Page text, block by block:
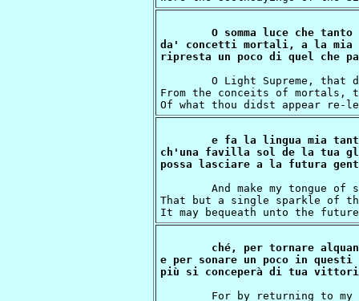
O somma luce che
da' concetti mortali, a la mia
From the conceits of mortals,
e fa la lingua mia
ch'una favilla sol de la tua
That but a single sparkle of
ché, per tornare
e per sonare un poco in